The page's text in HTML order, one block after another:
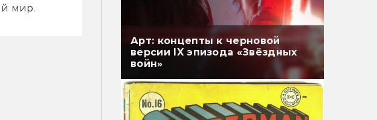
мир.
Арт: концепты к черновой
версии IX эпизода «Звёздных
войн»